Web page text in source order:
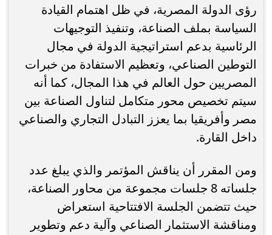
رؤى الدولة المصرية، في ظل اهتمام القيادة
السياسة بملف الصناعة، وتنفيذ التوجيهات
الرئاسية بدعم استراتيجية الدولة في مجال
التوطين الصناعي، وتعظيم الاستفادة من خبرات
المصريين حول العالم في هذا المجال، كما أنه
سيتم تخصيص محور متكامل لتناول الصناعة بين
مصر وأفريقيا بما يعزز التبادل التجاري والصناعي
داخل القارة.
ومن المقرر أن يناقش المؤتمر والذي يبلغ عدد
جلساته 8 جلسات مجموعة من محاور الصناعة،
حيث تتضمن الجلسة الافتتاحية استعراض
ومناقشة الاستثمار الصناعي وآلية دعم وتطوير